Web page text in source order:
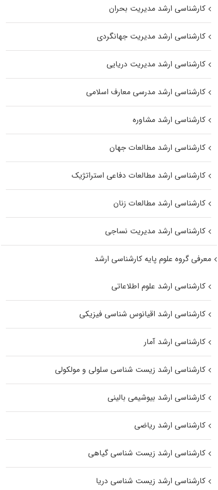
کارشناسی ارشد مدیریت بحران
کارشناسی ارشد مدیریت جهانگردی
کارشناسی ارشد مدیریت دریایی
کارشناسی ارشد مدرسی معارف اسلامی
کارشناسی ارشد مشاوره
کارشناسی ارشد مطالعات جهان
کارشناسی ارشد مطالعات دفاعی استراتژیک
کارشناسی ارشد مطالعات زنان
کارشناسی ارشد مدیریت نساجی
معرفی گروه علوم پایه کارشناسی ارشد
کارشناسی ارشد علوم اطلاعاتی
کارشناسی ارشد اقیانوس‌ شناسی فیزیکی
کارشناسی ارشد آمار
کارشناسی ارشد زیست شناسی سلولی و مولکولی
کارشناسی ارشد بیوشیمی بالینی
کارشناسی ارشد ریاضی
کارشناسی ارشد زیست‌ شناسی گیاهی
کارشناسی ارشد زیست‌ شناسی دریا